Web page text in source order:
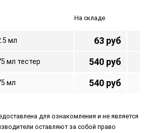
На складе
мл 63 руб
мл тестер 540 руб
мл 540 руб
для ознакомления и не является
оставляют за собой право